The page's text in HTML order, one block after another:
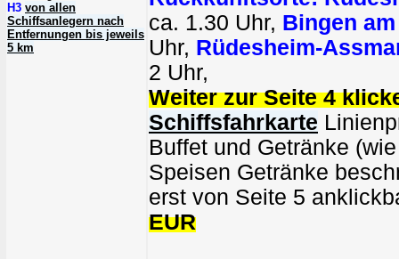
H3 von allen
Schiffsanlegern nach
Entfernungen bis jeweils
5 km
ca. 1.30 Uhr, Bingen
Uhr, Rüdesheim-
2 Uhr,
Weiter zur Seite 4
Schiffsfahrkarte
Buffet und Getränke
Speisen Getränke
erst von Seite 5
EUR